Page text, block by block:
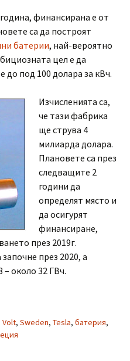
финансирана е от
са да построят
батерии, най-вероятно
цел е да
до под 100 долара за кВч.
Изчисленията са,
че тази фабрика
ще струва 4
милиарда долара.
Плановете са през
следващите 2
години да
определят място и
да осигурят
финансиране,
през 2019г.
през 2020, а
– около 32 ГВч.
Volt, Sweden, Tesla, батерия,